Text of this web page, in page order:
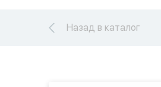
Назад в каталог